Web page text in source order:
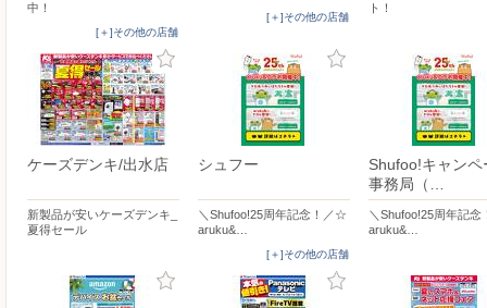
中！
[＋]その他の店舗
[＋]その他の店舗
ト！
ケーズデンキ/出水店
新製品が安いケーズデンキ_
夏得セール
シュフー
＼Shufoo!25周年記念！／☆
aruku&…
[＋]その他の店舗
Shufoo!キャンペ
事務局（…
＼Shufoo!25周年記
aruku&…